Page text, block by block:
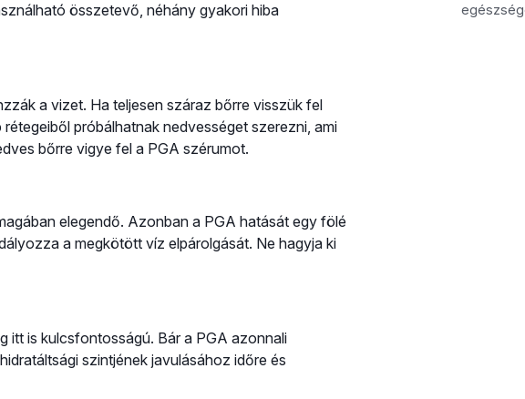
összetevő, néhány gyakori hiba
a vizet. Ha teljesen száraz bőrre visszük fel
próbálhatnak nedvességet szerezni, ami
bőrre vigye fel a PGA szérumot.
elegendő. Azonban a PGA hatását egy fölé
a megkötött víz elpárolgását. Ne hagyja ki
itt is kulcsfontosságú. Bár a PGA azonnali
szintjének javulásához időre és